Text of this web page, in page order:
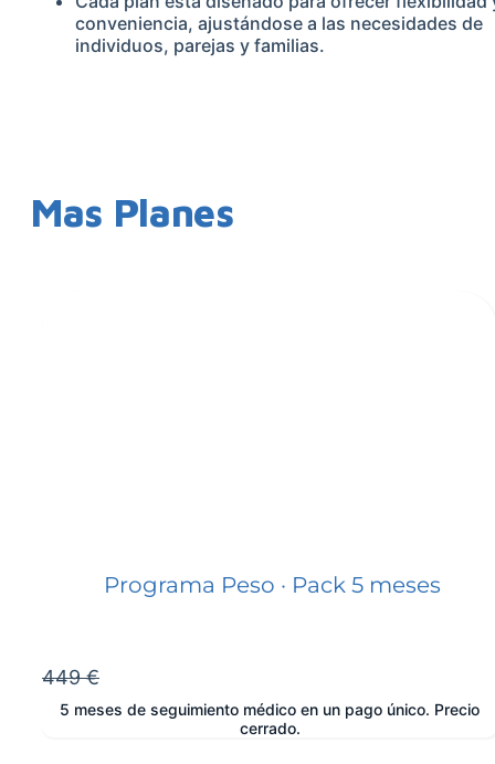
conveniencia, ajustándose a las necesidades de
individuos, parejas y familias.
Mas Planes
Programa Peso · Pack 5 meses
449 €
5 meses de seguimiento médico en un pago único. Precio
cerrado.